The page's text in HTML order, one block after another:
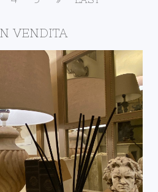
VENDITA
DELLA